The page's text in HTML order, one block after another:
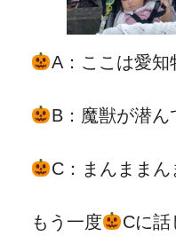
A：ここは愛知
B：魔獣が潜ん
C：まんままん
もう一度 Cに話